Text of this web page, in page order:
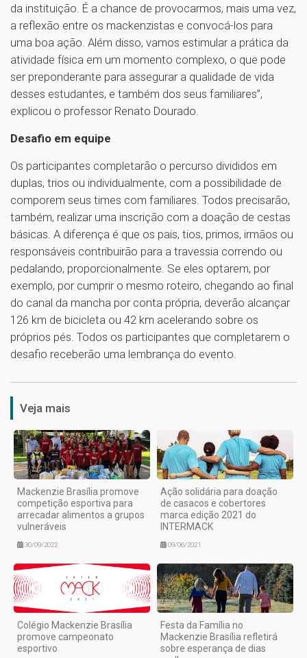
da instituição. É a chance de provocarmos, mais uma vez,
a reflexão entre os mackenzistas e convocá-los para
uma boa ação. Além disso, vamos estimular a prática da
atividade física em um momento complexo, o que pode
ser preponderante para assegurar a qualidade de vida
desses estudantes, e também dos seus familiares”,
explicou o professor Renato Dourado.
Desafio em equipe
Os participantes completarão o percurso divididos em
duplas, trios ou individualmente, com a possibilidade de
comporem seus times com familiares. Todos precisarão,
também, realizar uma inscrição com a doação de cestas
básicas. A diferença é que os pais, tios, primos, irmãos ou
responsáveis contribuirão para a travessia correndo ou
pedalando, proporcionalmente. Se eles optarem, por
exemplo, por cumprir o mesmo roteiro, chegando ao final
do canal da mancha por conta própria, deverão alcançar
126 km de bicicleta ou 42 km acelerando sobre os
próprios pés. Todos os participantes que completarem o
desafio receberão uma lembrança do evento.
1
Veja mais
Mackenzie Brasília promove
competição esportiva para
arrecadar alimentos a grupos
vulneráveis
30/09/2022
Ação solidária para doação
de casacos e cobertores
marca edição 2021 do
INTERMACK
09/06/2021
Colégio Mackenzie Brasília
promove campeonato
esportivo
Festa da Família no
Mackenzie Brasília refletirá
sobre esperança de dias